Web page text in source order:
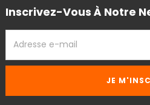
Inscrivez-Vous À Notre
EMAIL